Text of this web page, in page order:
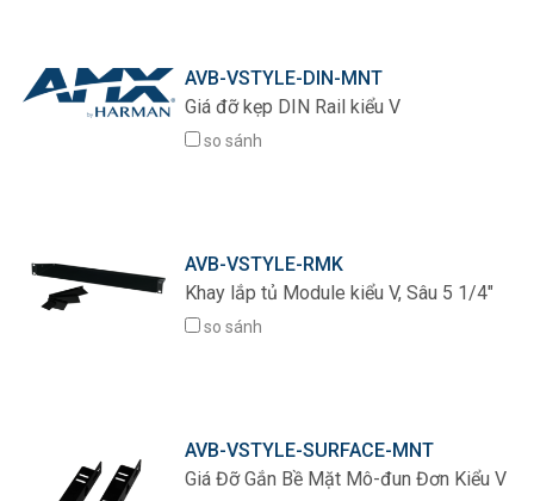
AVB-VSTYLE-DIN-MNT
Giá đỡ kẹp DIN Rail kiểu V
so sánh
AVB-VSTYLE-RMK
Khay lắp tủ Module kiểu V, Sâu 5 1/4"
so sánh
AVB-VSTYLE-SURFACE-MNT
Giá Đỡ Gắn Bề Mặt Mô-đun Đơn Kiểu V